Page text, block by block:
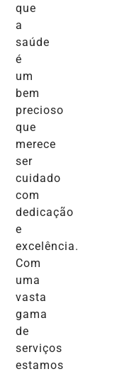
que
a
saúde
é
um
bem
precioso
que
merece
ser
cuidado
com
dedicação
e
excelência.
Com
uma
vasta
gama
de
serviços
estamos